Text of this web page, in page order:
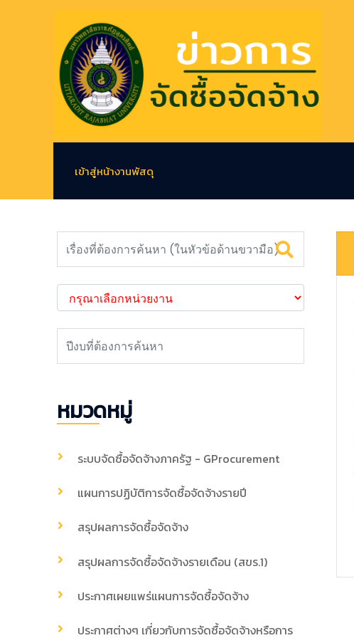
เข้าสู่หน้างานพัสดุ
หมวดหมู่
ระบบจัดซื้อจัดจ้างภาครัฐ - GProcurement
แผนการปฏิบัติการจัดซื้อจัดจ้างรายปี
สรุปผลการจัดซื้อจัดจ้าง
สรุปผลการจัดซื้อจัดจ้างรายเดือน (สขร.1)
ประกาศเผยแพร่แผนการจัดซื้อจัดจ้าง
ประกาศต่างๆ เกี่ยวกับการจัดซื้อจัดจ้างหรือการ